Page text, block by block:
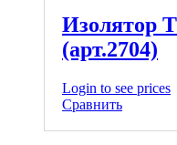
Изолятор
(арт.2704)
Login to see prices
Сравнить